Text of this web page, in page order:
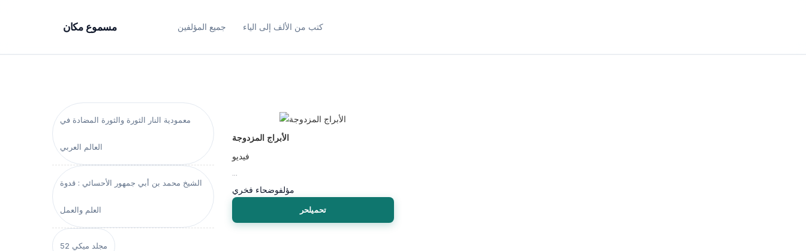
مسموع مكان جميع المؤلفين كتب من الألف إلى الياء
معمودية النار الثورة والثورة المضادة في
العالم العربي
الشيخ محمد بن أبي جمهور الأحسائي : قدوة
العلم والعمل
مجلد ميكي 52
الأبراج المزدوجة
فيديو
مؤلفوضحاء فخري
تحميلحر